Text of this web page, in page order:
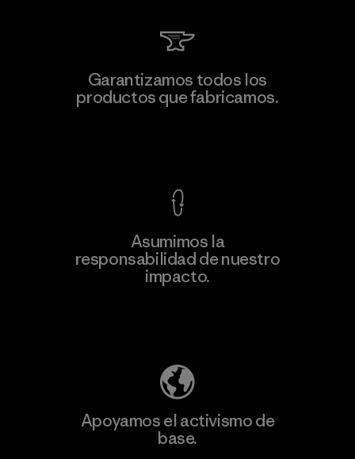
información
Li Peng Enterprise Co., Ltd.
Material-supplier
Garantizamos todos los
productos que fabricamos.
Asumimos la
responsabilidad de nuestro
impacto.
Apoyamos el activismo de
base.